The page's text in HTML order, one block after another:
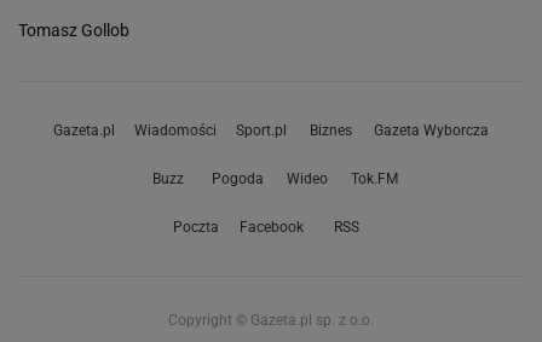
Tomasz Gollob
Gazeta.pl Wiadomości Sport.pl Biznes Gazeta Wyborcza
Buzz Pogoda Wideo Tok.FM
Poczta Facebook RSS
Copyright © Gazeta.pl sp. z o.o.